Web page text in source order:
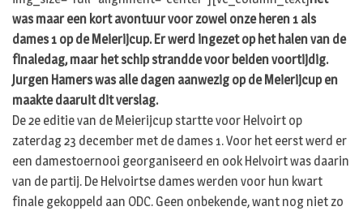
was maar een kort avontuur voor zowel onze heren 1 als
dames 1 op de Meierijcup. Er werd ingezet op het halen van de
finaledag, maar het schip strandde voor beiden voortijdig.
Jurgen Hamers was alle dagen aanwezig op de Meierijcup en
maakte daaruit dit verslag.
De 2e editie van de Meierijcup startte voor Helvoirt op
zaterdag 23 december met de dames 1. Voor het eerst werd er
een damestoernooi georganiseerd en ook Helvoirt was daarin
van de partij. De Helvoirtse dames werden voor hun kwart
finale gekoppeld aan ODC. Geen onbekende, want nog niet zo